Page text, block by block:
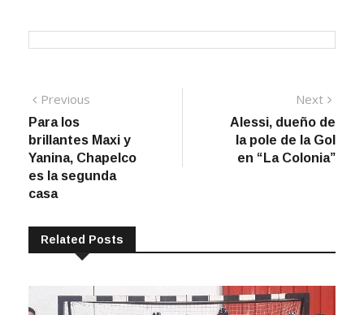
Navegación
de
entradas
Previous
Para los
brillantes Maxi y
Yanina, Chapelco
es la segunda
casa
Next
Alessi, dueño de
la pole de la Gol
en “La Colonia”
Related Posts